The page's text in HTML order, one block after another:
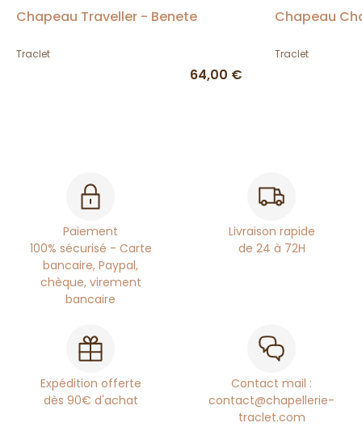
Chapeau Traveller - Benete
Traclet
64,00 €
Chapeau
Traclet
Paiement
100% sécurisé - Carte
bancaire, Paypal,
chèque, virement
bancaire
Livraison rapide
de 24 à 72H
Expédition offerte
dès 90€ d'achat
Contact mail :
contact@chapellerie-
traclet.com